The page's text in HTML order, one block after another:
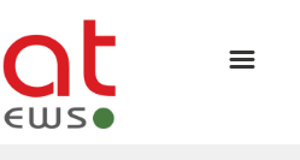
☰